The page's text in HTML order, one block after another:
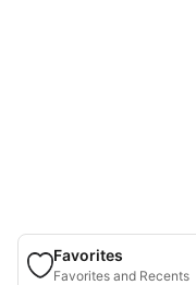
Favorites
Favorites and Recents